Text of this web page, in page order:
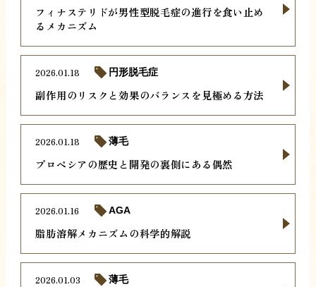
フィナステリドが男性型脱毛症の進行を食い止め
るメカニズム
副作用のリスクと効果のバランスを見極める方法
2026.01.18 円形脱毛症
プロペシアの歴史と開発の裏側にある偶然
2026.01.18 薄毛
脂肪溶解メカニズムの科学的解説
2026.01.16 AGA
2026.01.03 薄毛